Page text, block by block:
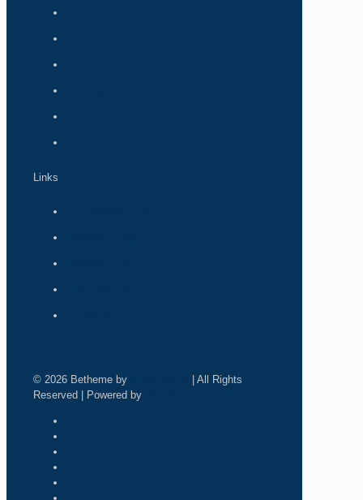
Links
© 2026 Betheme by
| All Rights
Reserved | Powered by